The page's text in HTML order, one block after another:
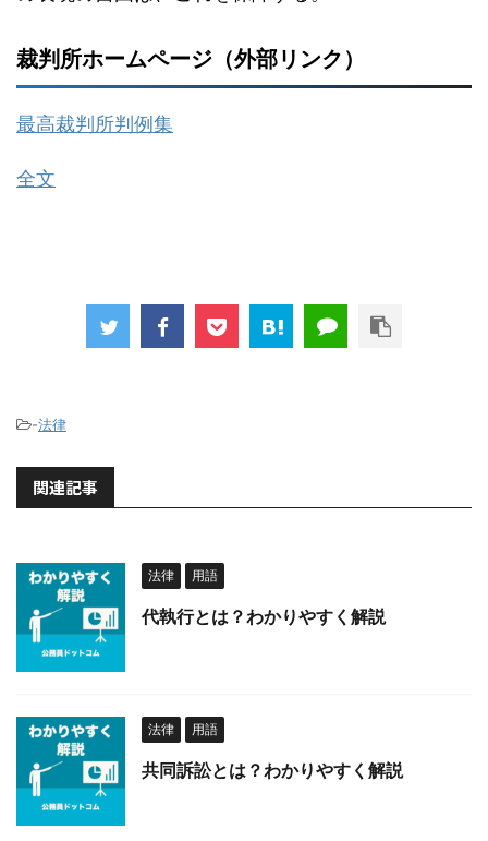
裁判所ホームページ（外部リンク）
最高裁判所判例集
全文
-法律
関連記事
法律 用語
代執行とは？わかりやすく解説
法律 用語
共同訴訟とは？わかりやすく解説